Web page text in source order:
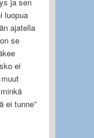
luopua
ajatella
se
ei
ei tunne”